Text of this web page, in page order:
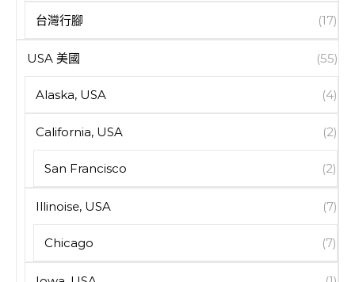
台灣行腳 (17)
USA 美國 (55)
Alaska, USA (4)
California, USA (2)
San Francisco (2)
Illinoise, USA (7)
Chicago (7)